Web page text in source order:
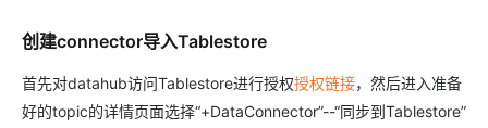
创建connector导入Tablestore
首先对datahub访问Tablestore进行授权授权链接，然后进入准备
好的topic的详情页面选择“+DataConnector”--“同步到Tablestore”